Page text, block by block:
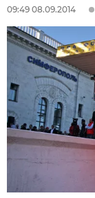
09:49 08.09.2014